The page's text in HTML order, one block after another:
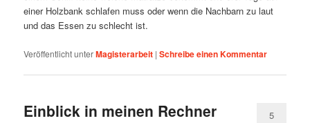
einer Holzbank schlafen muss oder wenn die Nachbarn zu laut
und das Essen zu schlecht ist.
Veröffentlicht unterMagisterarbeit |Schreibe einen Kommentar
Einblick in meinen Rechner 5